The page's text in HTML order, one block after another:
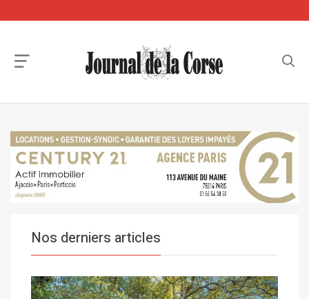
Nos derniers articles